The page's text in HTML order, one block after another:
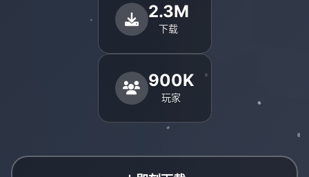
2.3M
下载
900K
玩家